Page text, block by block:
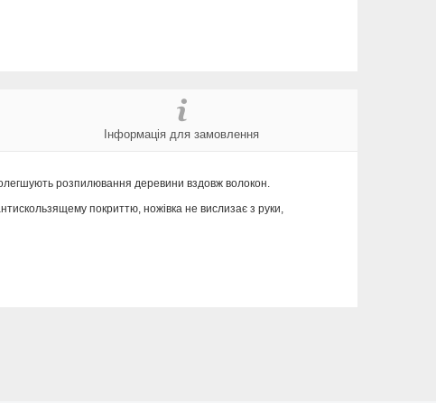
Інформація для замовлення
розпилювання деревини вздовж волокон.
покриттю, ножівка не вислизає з руки,